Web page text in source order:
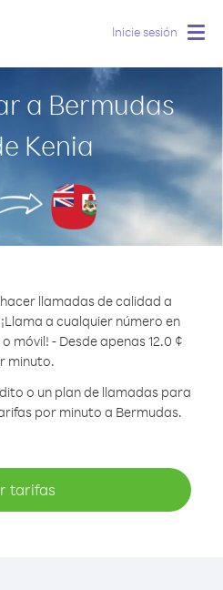
Inicie sesión
a Bermudas
Kenia
llamadas de calidad a
¡Llama a cualquier número en
móvil! - Desde apenas 12.0 ¢
minuto.
o un plan de llamadas para
por minuto a Bermudas.
tarifas